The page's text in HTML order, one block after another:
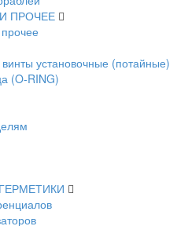
ПРОЧЕЕ
установочные (потайные)
(O-RING)